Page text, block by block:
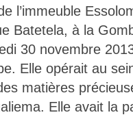
l’immeuble
Batetela, à la
30 novembre
Elle opérait au
matières
Elle avait la